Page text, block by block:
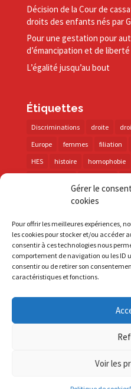
Gérer le
cookies
Pour offrir les meilleures expériences,
les cookies pour stocker et/ou accéder
consentir à ces technologies nous
comportement de navigation ou les ID
consentir ou de retirer son
caractéristiques et fonctions.
Voir les
Décision de la Cour de
droits des enfants nés par
Pour une gestation pour
d’émancipation et de liberté
L’égalité jusqu’au bout
Étiquettes
Discriminations droite
Europe
femmes filiation
HES
histoire homophobie
personnes trans
PMA
santé
sida trans
vih
violences visibilité